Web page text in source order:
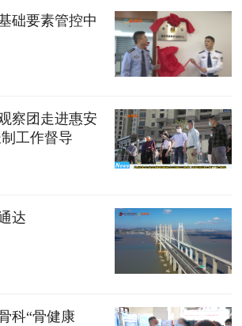
础要素管控中
察团走进惠安
工作督导
达
科“骨健康